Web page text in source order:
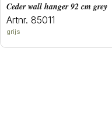
ceder wall hanger 92 cm grey
Artnr. 85011
grijs